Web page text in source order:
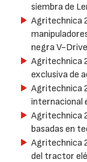
siembra de
Agritechnica
negra V-Drive
Agritechnica
exclusiva de
Agritechnica
internacional
Agritechnica
basadas en
Agritechnica
del tractor